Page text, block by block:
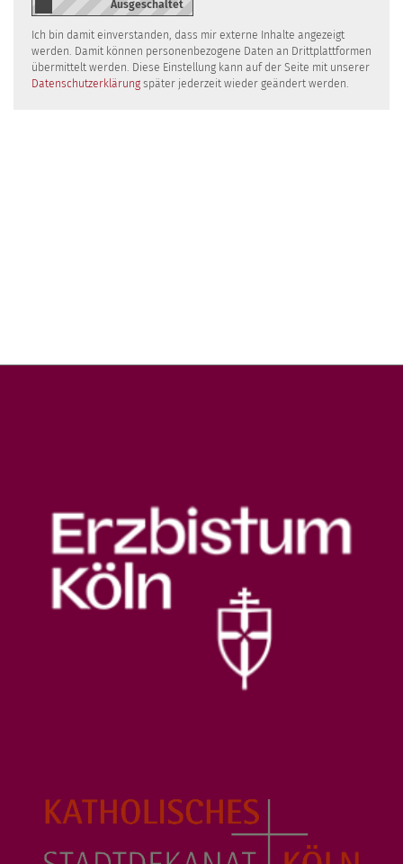
Ich bin damit einverstanden, dass mir externe Inhalte angezeigt
werden. Damit können personenbezogene Daten an Drittplattformen
übermittelt werden. Diese Einstellung kann auf der Seite mit unserer
Datenschutzerklärung später jederzeit wieder geändert werden.